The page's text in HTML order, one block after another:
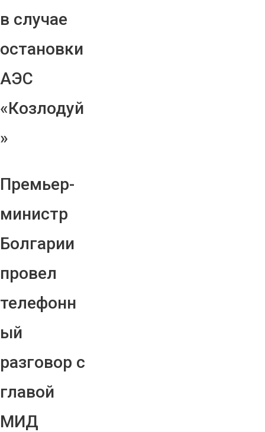
в случае
остановки
АЭС
«Козлодуй
»
Премьер-
министр
Болгарии
провел
телефонн
ый
разговор с
главой
МИД